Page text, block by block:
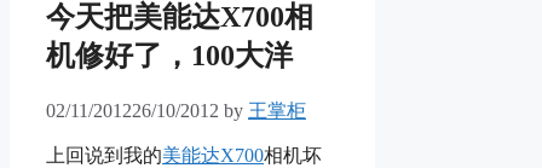
今天把美能达X700相
机修好了，100大洋
02/11/201226/10/2012 by 王掌柜
上回说到我的美能达X700相机坏